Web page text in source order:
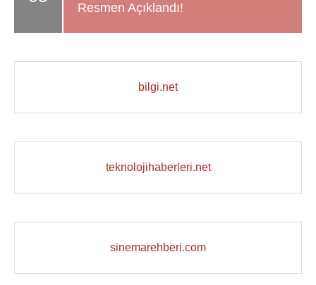
Resmen Açıklandı!
bilgi.net
teknolojihaberleri.net
sinemarehberi.com